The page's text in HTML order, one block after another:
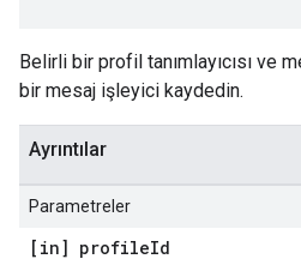
Belirli bir profil tanımlayıcısı ve
bir mesaj işleyici kaydedin.
Ayrıntılar
Parametreler
[in] profileId